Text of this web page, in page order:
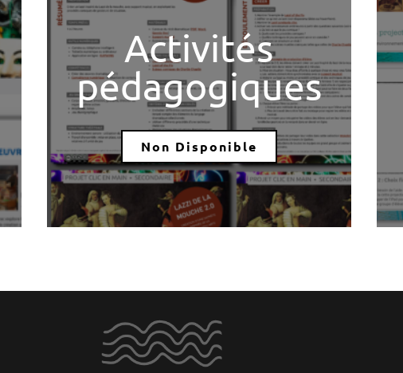
Activités
pédagogiques
Non Disponible